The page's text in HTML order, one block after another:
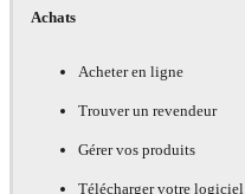
Achats
Acheter en ligne
Trouver un revendeur
Gérer vos produits
Télécharger votre logiciel